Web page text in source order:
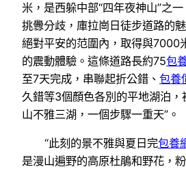
米，是西躲中部“四年夜神山”之
挑釁分歧，庫拉崗日徒步道路的
絕對平安的范圍內，取得與7000
的震動體驗。這條道路長約75包
至7天完成，串聯起折公錯、 包養
久錯等3個顏色各別的平地湖泊，
山不雅三湖，一個步驟一重天”。
“此刻的景不雅與夏日完包養
是漫山遍野的高原杜鵑和野花，